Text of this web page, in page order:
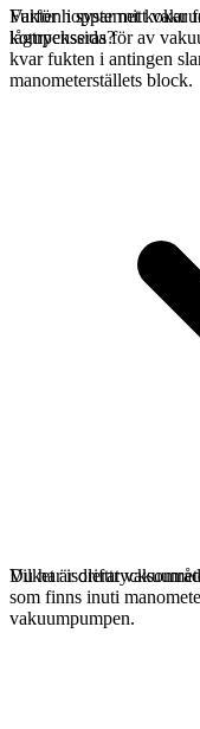
Fukten i systemet kokar
kompenseras för av
kvar fukten i antingen
manometerställets block.
Varför hoppar mitt
lågtryckssida?
Du har isolerat
som finns inuti
vakuumpumpen.
Vilket är